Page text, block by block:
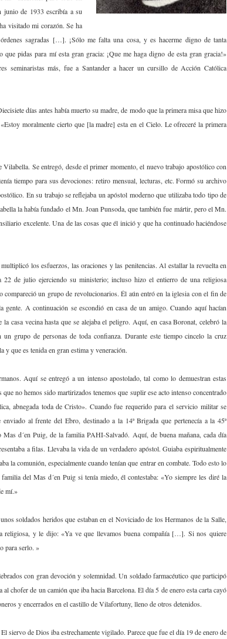
junio de 1933 escribía a su
visitado mi corazón. Se ha
sagradas […]. ¡Sólo me falta una cosa, y es hacerme digno de tanta
pidas para mí esta gran gracia: ¡Que me haga digno de esta gran gracia!»
seminaristas más, fue a Santander a hacer un cursillo de Acción Católica
días antes había muerto su madre, de modo que la primera misa que hizo
moralmente cierto que [la madre] esta en el Cielo. Le ofreceré la primera
Se entregó, desde el primer momento, el nuevo trabajo apostólico con
tiempo para sus devociones: retiro mensual, lecturas, etc. Formó su archivo
En su trabajo se reflejaba un apóstol moderno que utilizaba todo tipo de
la había fundado el Mn. Joan Punsoda, que también fue mártir, pero el Mn.
excelente. Una de las cosas que él inició y que ha continuado haciéndose
los esfuerzos, las oraciones y las penitencias. Al estallar la revuelta en
de julio ejerciendo su ministerio; incluso hizo el entierro de una religiosa
compareció un grupo de revolucionarios. Él aún entró en la iglesia con el fin de
A continuación se escondió en casa de un amigo. Cuando aquí hacían
casa vecina hasta que se alejaba el peligro. Aquí, en casa Boronat, celebró la
grupo de personas de toda confianza. Durante este tiempo cincelo la cruz
que es tenida en gran estima y veneración.
Aquí se entregó a un intenso apostolado, tal como lo demuestran estas
no hemos sido martirizados tenemos que suplir ese acto intenso concentrado
abnegada toda de Cristo». Cuando fue requerido para el servicio militar se
al frente del Ebro, destinado a la 14ª Brigada que pertenecía a la 45ª
d´en Puig, de la familia PAHI-Salvadó. Aquí, de buena mañana, cada día
a filas. Llevaba la vida de un verdadero apóstol. Guiaba espiritualmente
la comunión, especialmente cuando tenían que entrar en combate. Todo esto lo
del Mas d´en Puig si tenía miedo, él contestaba: «Yo siempre les diré la
mí.»
soldados heridos que estaban en el Noviciado de los Hermanos de la Salle,
religiosa, y le dijo: «Ya ve que llevamos buena compañía […]. Si nos quiere
para serlo. »
con gran devoción y solemnidad. Un soldado farmacéutico que participó
chofer de un camión que iba hacia Barcelona. El día 5 de enero esta carta cayó
y encerrados en el castillo de Vilafortuny, lleno de otros detenidos.
siervo de Dios iba estrechamente vigilado. Parece que fue el día 19 de enero de